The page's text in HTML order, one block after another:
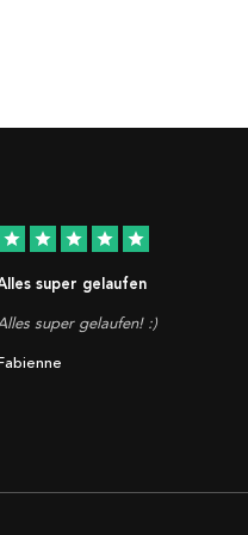
star star star star star
super gelaufen
super gelaufen! :)